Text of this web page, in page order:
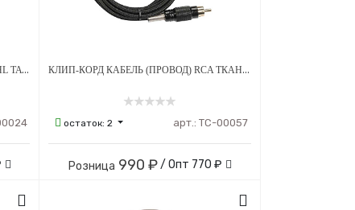
КЛИП-КОРД КАБЕЛЬ (ПРОВОД) RCA HL TATTOO - ЧЕРНЫЙ КЛИП-КОРД КАБЕЛЬ (ПРОВОД) RCA ТКАНЕВЫЙ - ЧЕРНЫЙ
остаток:2 арт.: ТС-00057
Розница 990 ₽/ Опт 770 ₽